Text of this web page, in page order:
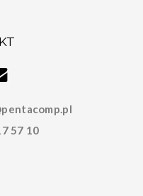
57 10